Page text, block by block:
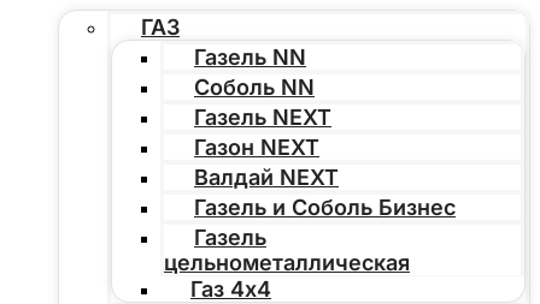
ГАЗ
Газель NN
Соболь NN
Газель NEXT
Газон NEXT
Валдай NEXT
Газель и Соболь Бизнес
Газель
цельнометаллическая
Газ 4х4